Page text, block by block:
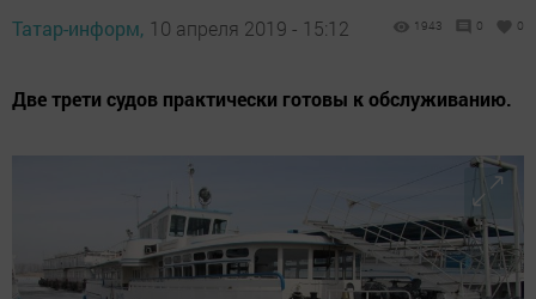
Татар-информ, 10 апреля 2019 - 15:12 1943 0 0
Две трети судов практически готовы к обслуживанию.